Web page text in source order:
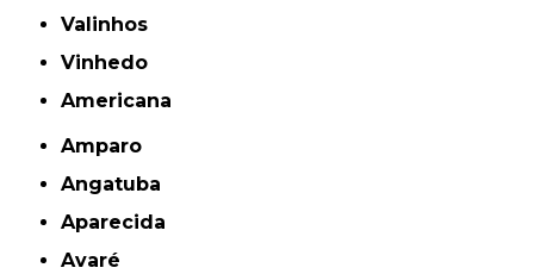
Valinhos
Vinhedo
americana
Amparo
Angatuba
Aparecida
Avaré